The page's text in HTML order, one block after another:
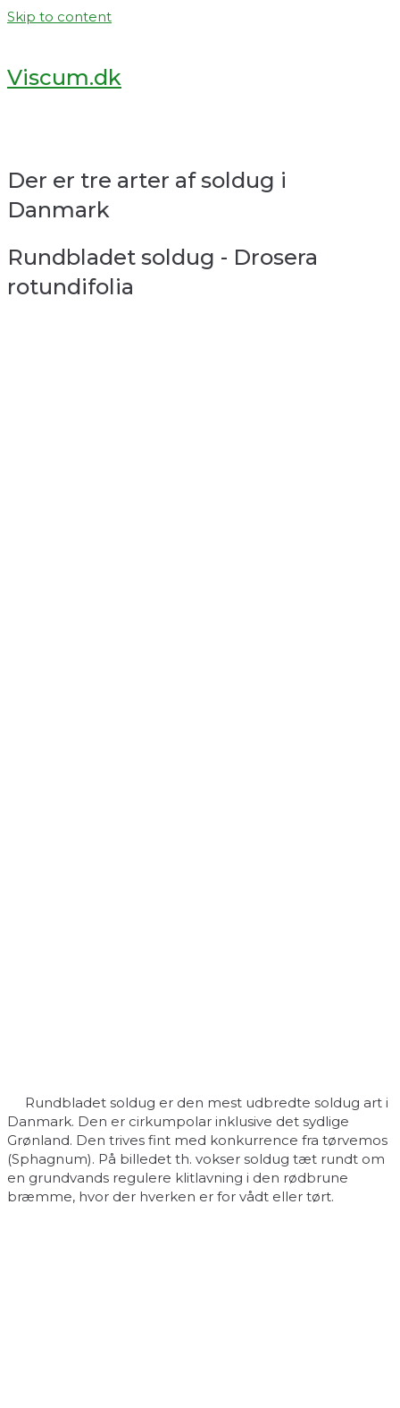
Skip to content
Viscum.dk
Der er tre arter af soldug i
Danmark
Rundbladet soldug - Drosera
rotundifolia
Rundbladet soldug er den mest udbredte soldug art i
Danmark. Den er cirkumpolar inklusive det sydlige
Grønland. Den trives fint med konkurrence fra tørvemos
(Sphagnum). På billedet th. vokser soldug tæt rundt om
en grundvands regulere klitlavning i den rødbrune
bræmme, hvor der hverken er for vådt eller tørt.